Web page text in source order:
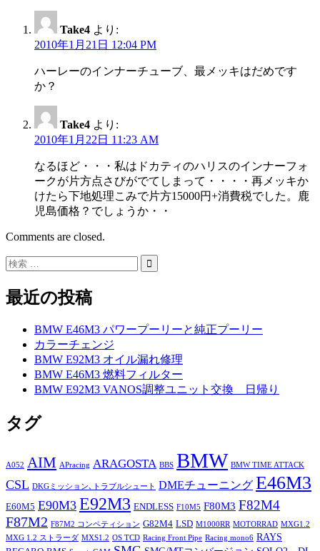
Take4 より:
2010年1月21日 12:04 PM
ハーレーのインナーチューブ、最メッキはだめです
か？
Take4 より:
2010年1月22日 11:23 AM
なるほど・・・私はドカティのハリスのインナーフォ
ークが片方点さびがでてしまって・・・・再メッキか
けたら下地処理こみで片方15000円+消費税でした。鹿
児島価格？でしょうか・・
Comments are closed.
最近の投稿
BMW E46M3 パワープーリーと純正プーリー
カラーチェンジ
BMW E92M3 オイル漏れ修理
BMW E46M3 燃料フィルター
BMW E92M3 VANOS調整ユニット交換 日帰り
タグ
A052 AIM APracing ARAGOSTA BBS BMW BMW TIME ATTACK
CSL DKGミッション､トラブルシュート DMEチューニング E46M3
E60M5 E90M3 E92M3 ENDLESS F10M5 F80M3 F82M4
F87M2 F87M2 コンペティション G82M4 LSD M1000RR MOTORRAD MXG1.2
MXG 1.2 ストラーダ MXS1.2 OS TCD Racing Front Pipe Racing mono6 RAYS